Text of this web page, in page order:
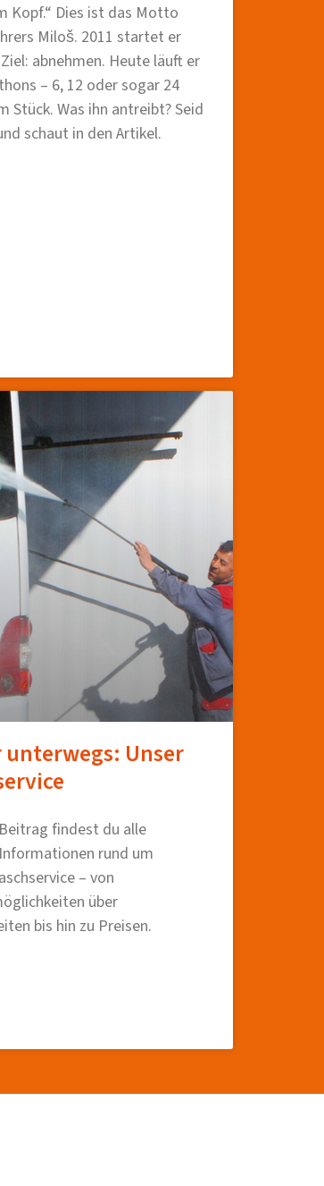
Kopf.“ Dies ist das Motto
Miloš. 2011 startet er
abnehmen. Heute läuft er
– 6, 12 oder sogar 24
Stück. Was ihn antreibt? Seid
schaut in den Artikel.
unterwegs: Unser
findest du alle
rund um
– von
über
bis hin zu Preisen.